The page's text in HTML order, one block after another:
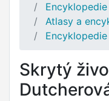
Atlasy a
Encyklopedie
Skrytý